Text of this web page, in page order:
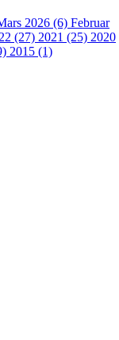
2026 (6) Februar
(27) 2021 (25) 2020
2015 (1)